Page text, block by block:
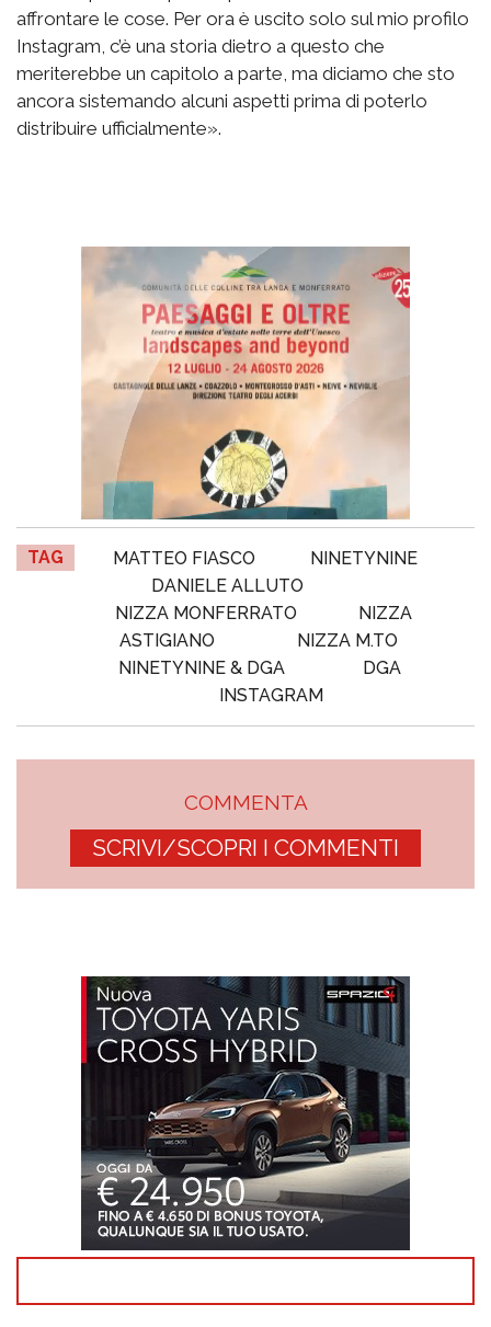
affrontare le cose. Per ora è uscito solo sul mio profilo
Instagram, c’è una storia dietro a questo che
meriterebbe un capitolo a parte, ma diciamo che sto
ancora sistemando alcuni aspetti prima di poterlo
distribuire ufficialmente».
TAG MATTEO FIASCO
NINETYNINE
DANIELE ALLUTO
NIZZA MONFERRATO
NIZZA
ASTIGIANO
NIZZA M.TO
NINETYNINE & DGA
DGA
INSTAGRAM
COMMENTA
SCRIVI/SCOPRI I COMMENTI